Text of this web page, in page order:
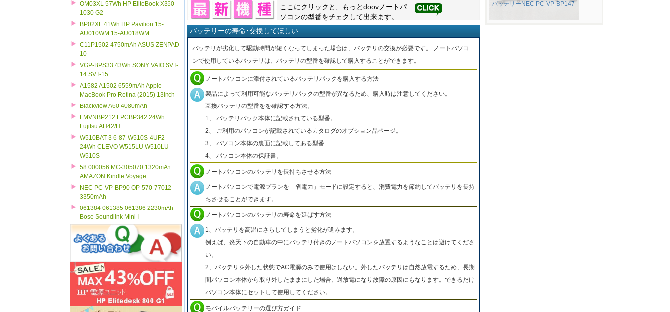
OM03XL 57Wh HP EliteBook X360
1030 G2
BP02XL 41Wh HP Pavilion 15-
AU010WM 15-AU018WM
C11P1502 4750mAh ASUS ZENPAD
10
VGP-BPS33 43Wh SONY VAIO SVT-
14 SVT-15
A1582 A1502 6559mAh Apple
MacBook Pro Retina (2015) 13inch
Blackview A60 4080mAh
FMVNBP212 FPCBP342 24Wh
Fujitsu AH42/H
W510BAT-3 6-87-W510S-4UF2
24Wh CLEVO W515LU W510LU
W510S
58 000056 MC-305070 1320mAh
AMAZON Kindle Voyage
NEC PC-VP-BP90 OP-570-77012
3350mAh
061384 061385 061386 2230mAh
Bose Soundlink Mini I
ここにクリックと、もっとdoovノートパ
ソコンの型番をチェクして出来ます。
バッテリーの寿命･交換してほしい
バッテリが劣化して駆動時間が短くなってしまった場合は、バッテリの交換が必要です。 ノートパソコ
ンで使用しているバッテリは、バッテリの型番を確認して購入することができます。
ノートパソコンに添付されているバッテリパックを購入する方法
製品によって利用可能なバッテリパックの型番が異なるため、購入時は注意してください。
互換バッテリの型番をを確認する方法。
1、 バッテリパック本体に記載されている型番。
2、 ご利用のパソコンが記載されているカタログのオプション品ページ。
3、 パソコン本体の裏面に記載してある型番
4、 パソコン本体の保証書。
ノートパソコンのバッテリを長持ちさせる方法
ノートパソコンで電源プランを「省電力」モードに設定すると、消費電力を節約してバッテリを長持
ちさせることができます。
ノートパソコンのバッテリの寿命を延ばす方法
1、バッテリを高温にさらしてしまうと劣化が進みます。
例えば、炎天下の自動車の中にバッテリ付きのノートパソコンを放置するようなことは避けてくださ
い。
2、バッテリを外した状態でAC電源のみで使用はしない。外したバッテリは自然放電するため、長期
間パソコン本体から取り外したままにした場合、過放電になり故障の原因にもなります。できるだけ
パソコン本体にセットして使用してください。
モバイルバッテリーの選び方ガイド
バッテリーNEC PC-VP-BP147